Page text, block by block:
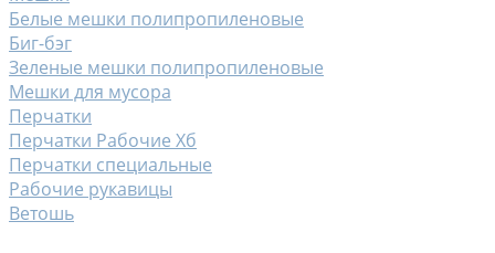
Белые мешки полипропиленовые
Биг-бэг
Зеленые мешки полипропиленовые
Мешки для мусора
Перчатки
Перчатки Рабочие Хб
Перчатки специальные
Рабочие рукавицы
Ветошь